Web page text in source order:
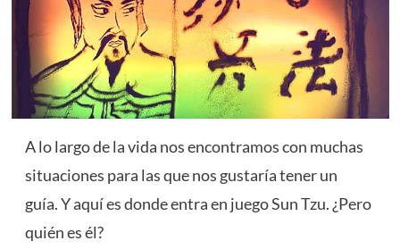
A lo largo de la vida nos encontramos con muchas
situaciones para las que nos gustaría tener un
guía. Y aquí es donde entra en juego Sun Tzu. ¿Pero
quién es él?